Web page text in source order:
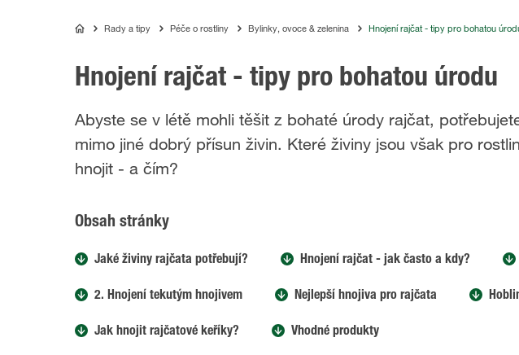
COMPORady a tipy Péče o rostliny Bylinky, ovoce & zelenina Hnojení rajčat - tipy pro bohatou
Hnojení rajčat - tipy pro bohatou úrodu
Abyste se v létě mohli těšit z bohaté úrody rajčat,
mimo jiné dobrý přísun živin. Které živiny jsou však pro
hnojit - a čím?
Obsah stránky
Jaké živiny rajčata potřebují? Hnojení rajčat - jak často a kdy?
2. Hnojení tekutým hnojivem Nejlepší hnojiva pro rajčata
Jak hnojit rajčatové keříky? Vhodné produkty